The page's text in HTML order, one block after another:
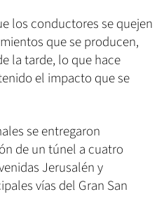
los conductores se quejen
que se producen,
la tarde, lo que hace
el impacto que se
se entregaron
de un túnel a cuatro
Jerusalén y
vías del Gran San